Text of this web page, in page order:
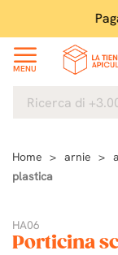
MENU
Home arnie
plastica
HA06
Porticina